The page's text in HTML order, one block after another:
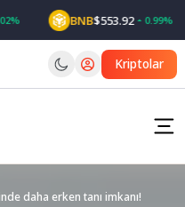
BNB$553.92 0.99%
Kriptolar
daha erken tanı imkanı!